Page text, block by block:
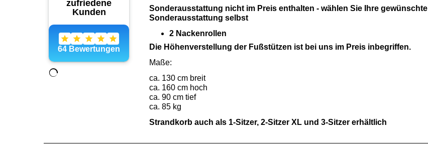
Sonderausstattung nicht im Preis enthalten - wählen Sie Ihre gewünschte
Sonderausstattung selbst
2 Nackenrollen
Die Höhenverstellung der Fußstützen ist bei uns im Preis inbegriffen.
Maße:
ca. 130 cm breit
ca. 160 cm hoch
ca. 90 cm tief
ca. 85 kg
Strandkorb auch als 1-Sitzer, 2-Sitzer XL und 3-Sitzer erhältlich